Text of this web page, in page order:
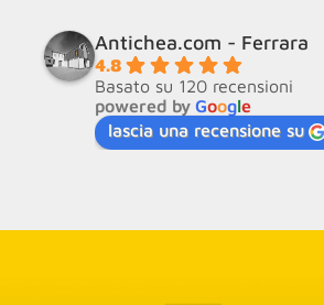
Antichea.com - Ferrara
4.8
Basato su 120 recensioni
powered by Google
lascia una recensione su